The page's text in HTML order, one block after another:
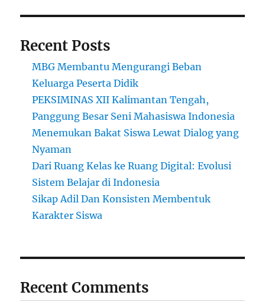
Recent Posts
MBG Membantu Mengurangi Beban
Keluarga Peserta Didik
PEKSIMINAS XII Kalimantan Tengah,
Panggung Besar Seni Mahasiswa Indonesia
Menemukan Bakat Siswa Lewat Dialog yang
Nyaman
Dari Ruang Kelas ke Ruang Digital: Evolusi
Sistem Belajar di Indonesia
Sikap Adil Dan Konsisten Membentuk
Karakter Siswa
Recent Comments